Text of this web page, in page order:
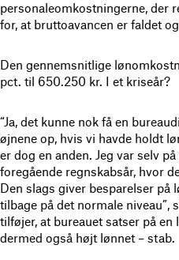
personaleomkostningerne, der
for, at bruttoavancen er faldet
Den gennemsnitlige
pct. til 650.250 kr. I et kriseår?
“Ja, det kunne nok få en
øjnene op, hvis vi havde holdt
er dog en anden. Jeg var selv
foregående regnskabsår, hvor
Den slags giver besparelser på
tilbage på det normale niveau”,
tilføjer, at bureauet satser på
dermed også højt lønnet – stab.